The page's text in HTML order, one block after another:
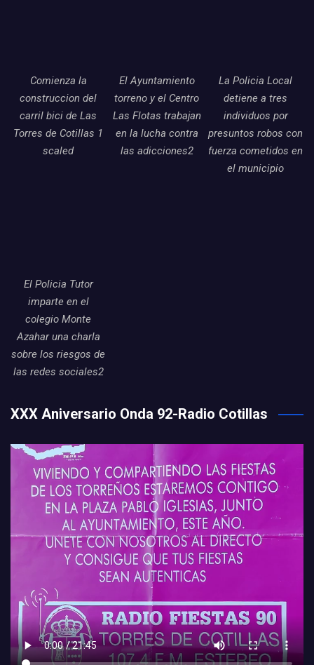
Comienza la
construccion del
carril bici de Las
Torres de Cotillas 1
scaled
El Ayuntamiento
torreno y el Centro
Las Flotas trabajan
en la lucha contra
las adicciones2
La Policia Local
detiene a tres
individuos por
presuntos robos con
fuerza cometidos en
el municipio
El Policia Tutor
imparte en el
colegio Monte
Azahar una charla
sobre los riesgos de
las redes sociales2
XXX Aniversario Onda 92-Radio Cotillas